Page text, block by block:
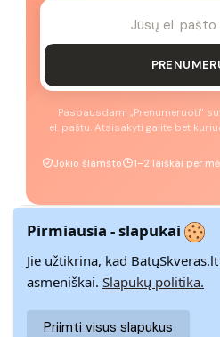
Paspausdami „Prenumeruoti"
el. paštu. Atsisakyti galite bet
Jokio šlamšto 1–2 laiškai per
GREITAS PRISTATYMAS
Pristatome visoje
Pirmiausia - slapukai
Jie užtikrina, kad
asmeniškai. Slapukų politika.
Priimti visus slapukus